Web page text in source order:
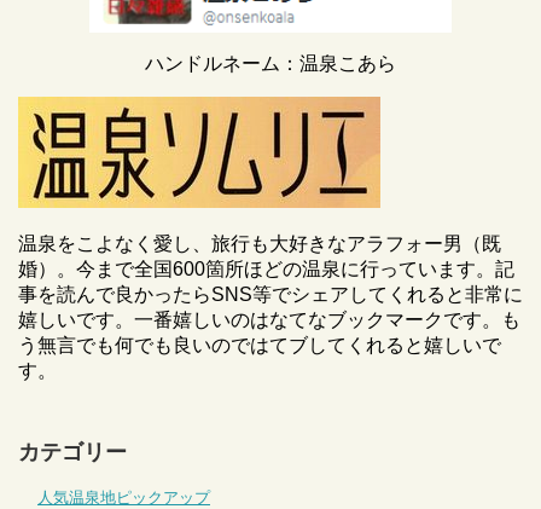
ハンドルネーム：温泉こあら
温泉をこよなく愛し、旅行も大好きなアラフォー男（既
婚）。今まで全国600箇所ほどの温泉に行っています。記
事を読んで良かったらSNS等でシェアしてくれると非常に
嬉しいです。一番嬉しいのはなてなブックマークです。も
う無言でも何でも良いのではてブしてくれると嬉しいで
す。
カテゴリー
人気温泉地ピックアップ